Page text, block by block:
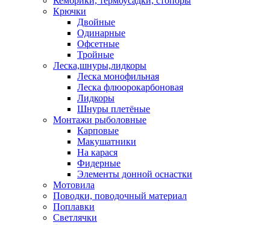
Крючки
Двойные
Одинарные
Офсетные
Тройные
Леска,шнуры,лидкоры
Леска монофильная
Леска флюорокарбоновая
Лидкоры
Шнуры плетёные
Монтажи рыболовные
Карповые
Макушатники
На карася
Фидерные
Элементы донной оснастки
Мотовила
Поводки, поводочный материал
Поплавки
Светлячки